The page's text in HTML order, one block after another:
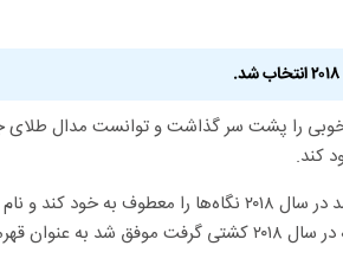
سال بسیار خوبی را پشت سر گذاشت و توانست مدال
کند.
تیلور ۲۸ ساله پس از سال‌ها حضور در میادین موفق شد در سال ۲۰۱۸ نگاه‌ها را
برسد.